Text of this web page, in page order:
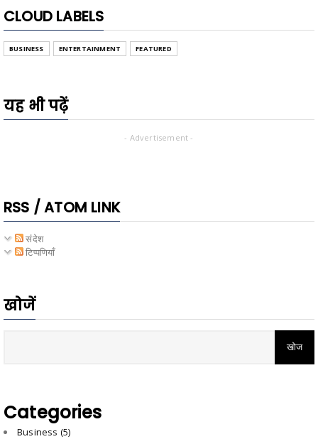
CLOUD LABELS
BUSINESS ENTERTAINMENT FEATURED
यह भी पढ़ें
- Advertisement -
RSS / ATOM LINK
संदेश
टिप्पणियाँ
खोजें
Categories
Business (5)